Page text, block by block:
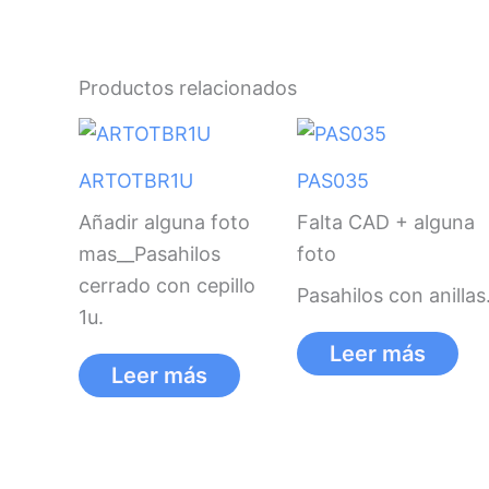
Productos relacionados
ARTOTBR1U
Añadir alguna foto
mas__Pasahilos
cerrado con cepillo
1u.
Leer más
PAS035
Falta CAD + alguna
foto
Pasahilos con anillas.
Leer más